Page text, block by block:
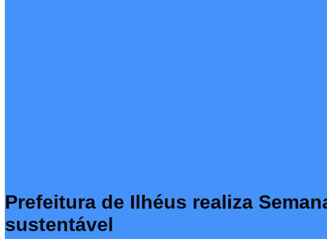
Prefeitura de Ilhéus realiza
sustentável